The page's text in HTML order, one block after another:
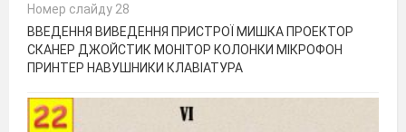
Номер слайду 28
ВВЕДЕННЯ ВИВЕДЕННЯ ПРИСТРОЇ МИШКА ПРОЕКТОР
СКАНЕР ДЖОЙСТИК МОНІТОР КОЛОНКИ МІКРОФОН
ПРИНТЕР НАВУШНИКИ КЛАВІАТУРА